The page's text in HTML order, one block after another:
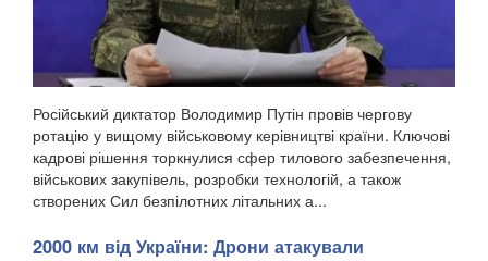
Російський диктатор Володимир Путін провів чергову
ротацію у вищому військовому керівництві країни. Ключові
кадрові рішення торкнулися сфер тилового забезпечення,
військових закупівель, розробки технологій, а також
створених Сил безпілотних літальних а...
2000 км від України: Дрони атакували